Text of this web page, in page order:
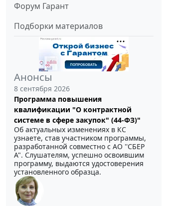
Форум Гарант
Подборки материалов
Анонсы
8 сентября 2026
Программа повышения
квалификации "О контрактной
системе в сфере закупок" (44-ФЗ)"
Об актуальных изменениях в КС
узнаете, став участником программы,
разработанной совместно с АО ''СБЕР
А". Слушателям, успешно освоившим
программу, выдаются удостоверения
установленного образца.